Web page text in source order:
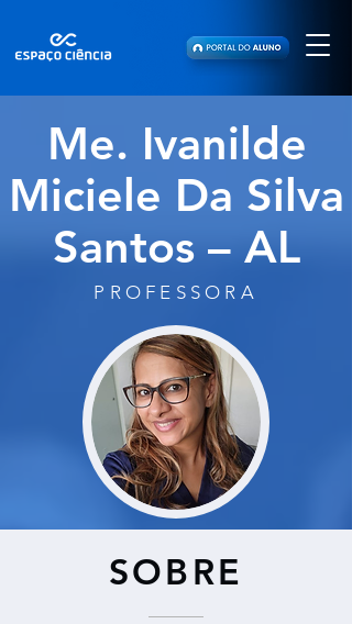
Me. Ivanilde
Miciele Da Silva
Santos – AL
PROFESSORA
SOBRE